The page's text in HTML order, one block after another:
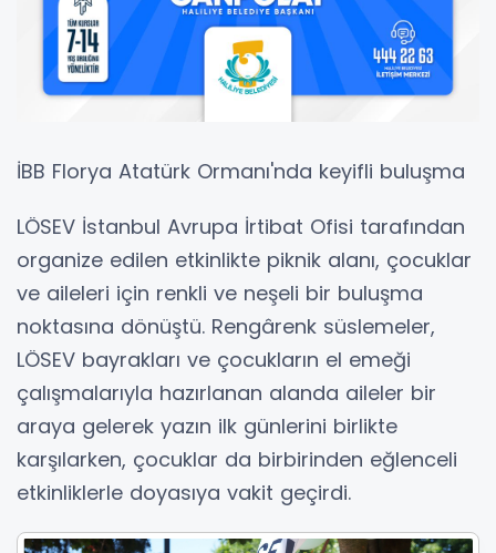
İBB Florya Atatürk Ormanı'nda keyifli buluşma
LÖSEV İstanbul Avrupa İrtibat Ofisi tarafından
organize edilen etkinlikte piknik alanı, çocuklar
ve aileleri için renkli ve neşeli bir buluşma
noktasına dönüştü. Rengârenk süslemeler,
LÖSEV bayrakları ve çocukların el emeği
çalışmalarıyla hazırlanan alanda aileler bir
araya gelerek yazın ilk günlerini birlikte
karşılarken, çocuklar da birbirinden eğlenceli
etkinliklerle doyasıya vakit geçirdi.